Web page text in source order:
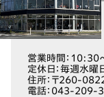
営業時間 ：
定休日 ：毎週水曜
住所：〒260-
電話：043-209-